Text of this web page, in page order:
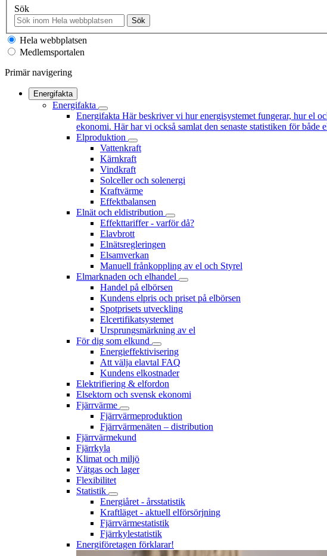
Sök
Sök
Hela webbplatsen
Medlemsportalen
Primär navigering
Energifakta
Energifakta
Energifakta Här beskriver vi hur energisystemet fungerar, hur el
ekonomi. Här har vi också samlat den senaste statistiken för både
Elproduktion
Vattenkraft
Kärnkraft
Vindkraft
Solceller och solenergi
Kraftvärme
Effektbalansen
Elnät och eldistribution
Effekttariffer - varför då?
Elavbrott
Elnätsregleringen
Elsamverkan
Manuell frånkoppling av el och Styrel
Elmarknaden och elhandel
Handel på elbörsen
Kundens elpris och priset på elbörsen
Spotprisets utveckling
Elcertifikatsystemet
Ursprungsmärkning av el
För dig som elkund
Energieffektivisering
Att välja elavtal FAQ
Kundens elkostnader
Elektrifiering & elfordon
Elsektorn och svensk ekonomi
Fjärrvärme
Fjärrvärmeproduktion
Fjärrvärmenäten – distribution
Fjärrvärmekund
Fjärrkyla
Klimat och miljö
Vätgas och lager
Flexibilitet
Statistik
Energiåret - årsstatistik
Kraftläget - aktuell elförsörjning
Fjärrvärmestatistik
Fjärrkylestatistik
Energiföretagen förklarar!